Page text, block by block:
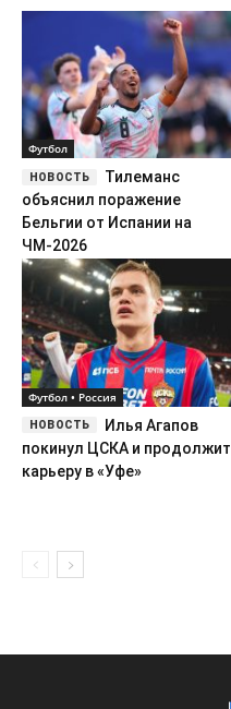
Футбол
Тилеманс
объяснил поражение
Бельгии от Испании на
ЧМ-2026
Футбол • Россия
Илья Агапов
покинул ЦСКА и продолжит
карьеру в «Уфе»